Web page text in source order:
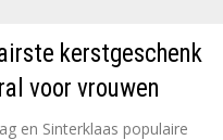
kerstgeschenk
voor vrouwen
en Sinterklaas populaire